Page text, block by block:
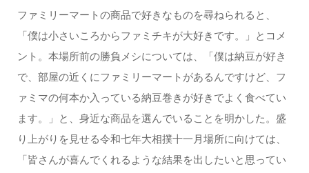
ファミリーマートの商品で好きなものを尋ねられると、
「僕は小さいころからファミチキが大好きです。」とコメ
ント。本場所前の勝負メシについては、「僕は納豆が好き
で、部屋の近くにファミリーマートがあるんですけど、フ
ァミマの何本か入っている納豆巻きが好きでよく食べてい
ます。」と、身近な商品を選んでいることを明かした。盛
り上がりを見せる令和七年大相撲十一月場所に向けては、
「皆さんが喜んでくれるような結果を出したいと思ってい